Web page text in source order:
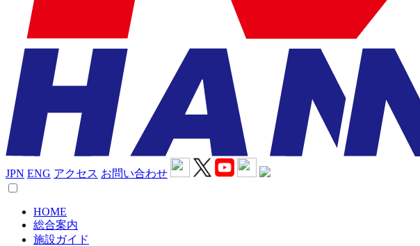
JPN ENG アクセス お問い合わせ
HOME
総合案内
施設ガイド